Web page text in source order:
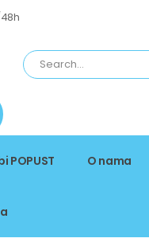
POPUST O nama